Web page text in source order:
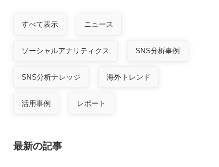
すべて表示 ニュース
ソーシャルアナリティクス SNS分析事例
SNS分析ナレッジ 海外トレンド
活用事例 レポート
最新の記事